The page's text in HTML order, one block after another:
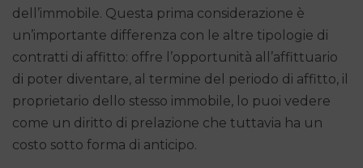
dell’immobile. Questa prima considerazione è
un’importante differenza con le altre tipologie di
contratti di affitto: offre l’opportunità all’affittuario
di poter diventare, al termine del periodo di affitto, il
proprietario dello stesso immobile, lo puoi vedere
come un diritto di prelazione che tuttavia ha un
costo sotto forma di anticipo.